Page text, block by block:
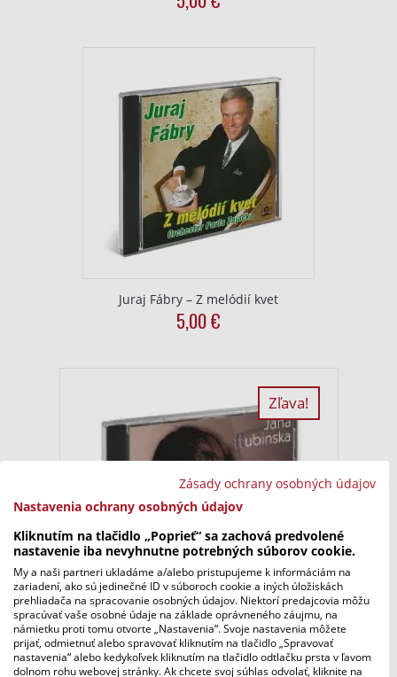
Zásady ochrany osobných údajov
Nastavenia ochrany osobných údajov
Kliknutím na tlačidlo „Poprieť“ sa zachová predvolené
nastavenie iba nevyhnutne potrebných súborov cookie.
My a naši partneri ukladáme a/alebo pristupujeme k informáciám na
zariadení, ako sú jedinečné ID v súboroch cookie a iných úložiskách
prehliadača na spracovanie osobných údajov. Niektorí predajcovia môžu
spracúvať vaše osobné údaje na základe oprávneného záujmu, na
námietku proti tomu otvorte „Nastavenia“. Svoje nastavenia môžete
prijať, odmietnuť alebo spravovať kliknutím na tlačidlo „Spravovať
nastavenia“ alebo kedykoľvek kliknutím na tlačidlo odtlačku prsta v ľavom
dolnom rohu webovej stránky. Ak chcete svoj súhlas odvolať, kliknite na
Juraj Fábry – Z melódií kvet
5,00€
Zľava!
Jana Hubinská – Hotel Hazard (nie je na sklade)